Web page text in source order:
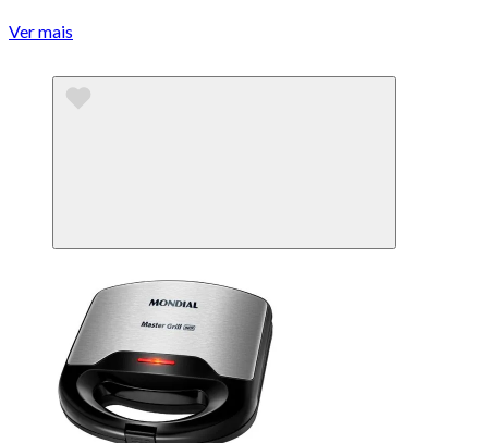
Ver mais